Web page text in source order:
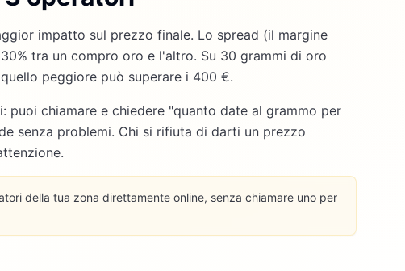
impatto sul prezzo finale. Lo spread (il margine
tra un compro oro e l'altro. Su 30 grammi di oro
peggiore può superare i 400 €.
puoi chiamare e chiedere "quanto date al grammo per
senza problemi. Chi si rifiuta di darti un prezzo
della tua zona direttamente online, senza chiamare uno per